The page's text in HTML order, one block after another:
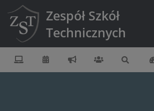
Zespół Szkół
Technicznych